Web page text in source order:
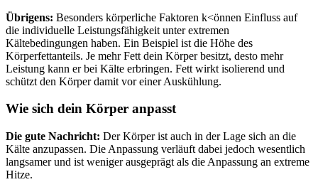
Übrigens: Besonders körperliche Faktoren k<önnen Einfluss auf
die individuelle Leistungsfähigkeit unter extremen
Kältebedingungen haben. Ein Beispiel ist die Höhe des
Körperfettanteils. Je mehr Fett dein Körper besitzt, desto mehr
Leistung kann er bei Kälte erbringen. Fett wirkt isolierend und
schützt den Körper damit vor einer Auskühlung.
Wie sich dein Körper anpasst
Die gute Nachricht: Der Körper ist auch in der Lage sich an die
Kälte anzupassen. Die Anpassung verläuft dabei jedoch wesentlich
langsamer und ist weniger ausgeprägt als die Anpassung an extreme
Hitze.